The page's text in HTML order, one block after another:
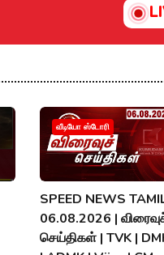
வீடியோ ஸ்டோரி
SPEED NEWS
06.08.2026 |
செய்திகள் | TVK |